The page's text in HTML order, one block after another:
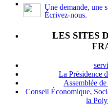
Une demande, une
Écrivez-nous.
LES SITES
La Présidence
Assemblée
Conseil Économique,
la